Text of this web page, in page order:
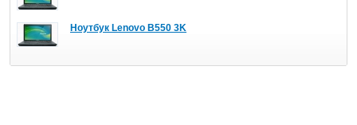
Ноутбук Lenovo B550 3K